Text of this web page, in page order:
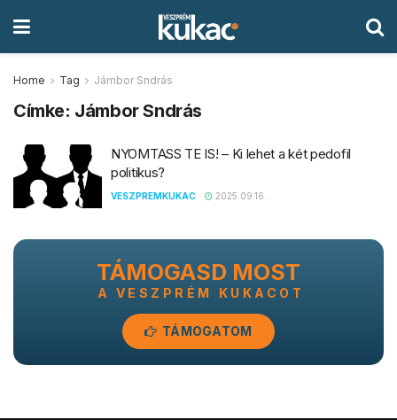
Home Tag Jámbor Sndrás
Címke: Jámbor Sndrás
NYOMTASS TE IS! – Ki lehet a két pedofil
politikus?
VESZPREMKUKAC 2025.09.16.
TÁMOGASD MOST
A VESZPRÉM KUKACOT
TÁMOGATOM